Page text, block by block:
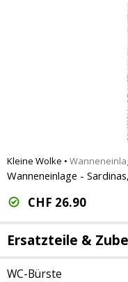
Kleine Wolke •
Wanneneinlage -
CHF 26.90
Ersatzteile &
WC-Bürste